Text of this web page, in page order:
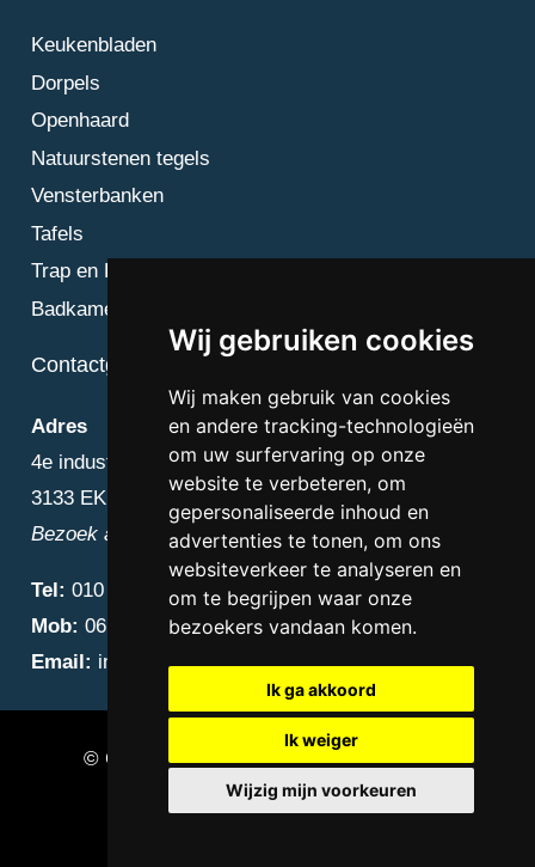
Wij gebruiken cookies
Wij maken gebruik van cookies
en andere tracking-technologieën
om uw surfervaring op onze
website te verbeteren, om
gepersonaliseerde inhoud en
advertenties te tonen, om ons
websiteverkeer te analyseren en
om te begrijpen waar onze
bezoekers vandaan komen.
Ik ga akkoord
Ik weiger
Wijzig mijn voorkeuren
Keukenbladen
Dorpels
Openhaard
Natuurstenen tegels
Vensterbanken
Tafels
Trap en Bordes
Badkamer
Contactgegevens
Adres
4e industriestraat 25
3133 EK Vlaardingen
Bezoek alleen op afspraak
Tel: 010 – 223 3759
Mob: 06 – 4838 1000
Email: info@diamantnatuursteen.nl
© Copyright 2026 Diamant Natuursteen –
Natuursteen bedrijf Vlaardingen